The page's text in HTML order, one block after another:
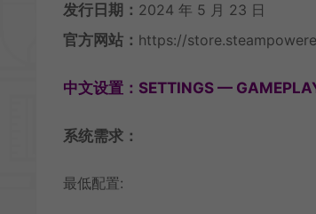
发行日期： 2024 年 5 月 23 日
官方网站： https://
中文设置：SETTINGS —
系统需求：
最低配置: